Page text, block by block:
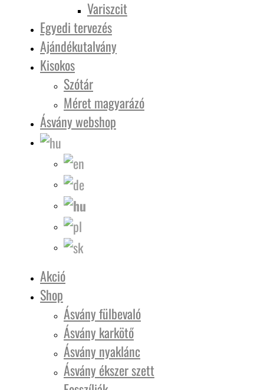
Variszcit
Egyedi tervezés
Ajándékutalvány
Kisokos
Szótár
Méret magyarázó
Ásvány webshop
Akció
Shop
Ásvány fülbevaló
Ásvány karkötő
Ásvány nyaklánc
Ásvány ékszer szett